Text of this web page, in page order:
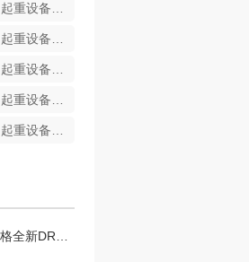
起重设备现场安装
起重设备现场维修
起重设备现场维修
起重设备现场维修
起重设备现场维修
灵活和 ，德马格全新DRC-D3无线遥控器